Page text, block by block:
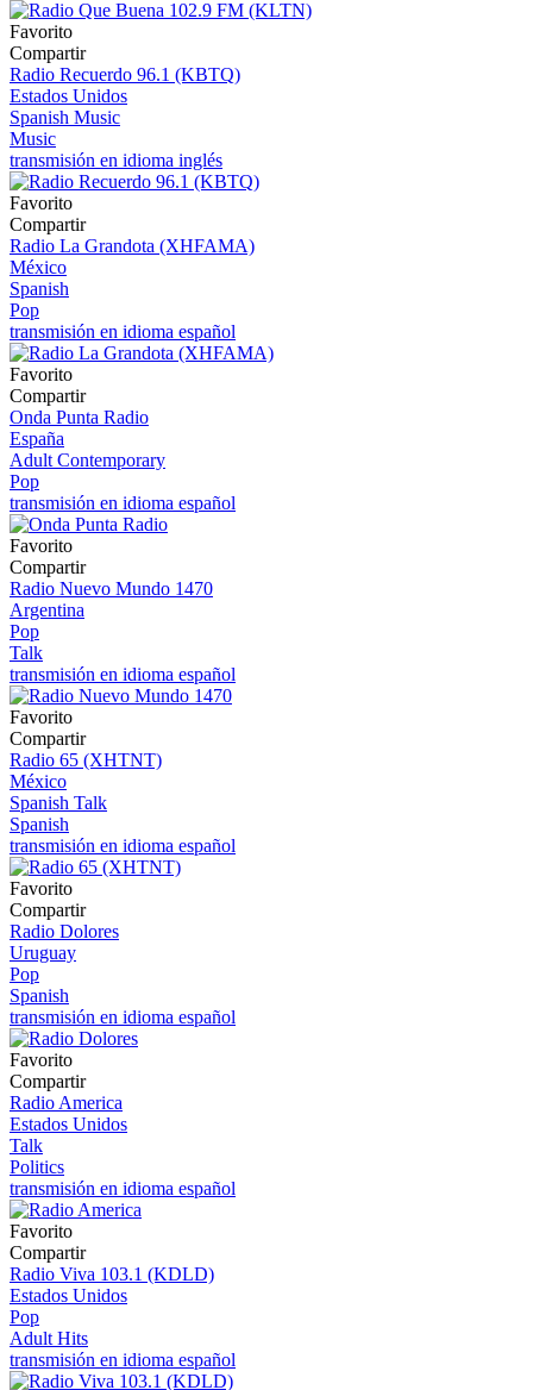
Favorito
Compartir
Radio Recuerdo 96.1 (KBTQ)
Estados Unidos
Spanish Music
Music
transmisión en idioma inglés
Favorito
Compartir
Radio La Grandota (XHFAMA)
México
Spanish
Pop
transmisión en idioma español
Favorito
Compartir
Onda Punta Radio
España
Adult Contemporary
Pop
transmisión en idioma español
Favorito
Compartir
Radio Nuevo Mundo 1470
Argentina
Pop
Talk
transmisión en idioma español
Favorito
Compartir
Radio 65 (XHTNT)
México
Spanish Talk
Spanish
transmisión en idioma español
Favorito
Compartir
Radio Dolores
Uruguay
Pop
Spanish
transmisión en idioma español
Favorito
Compartir
Radio America
Estados Unidos
Talk
Politics
transmisión en idioma español
Favorito
Compartir
Radio Viva 103.1 (KDLD)
Estados Unidos
Pop
Adult Hits
transmisión en idioma español